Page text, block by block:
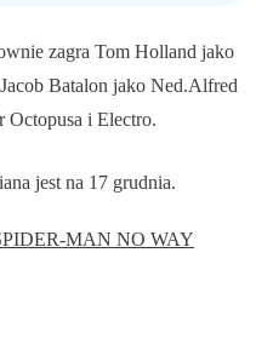
zagra Tom Holland jako
Batalon jako Ned.Alfred
i Electro.
jest na 17 grudnia.
MAN NO WAY